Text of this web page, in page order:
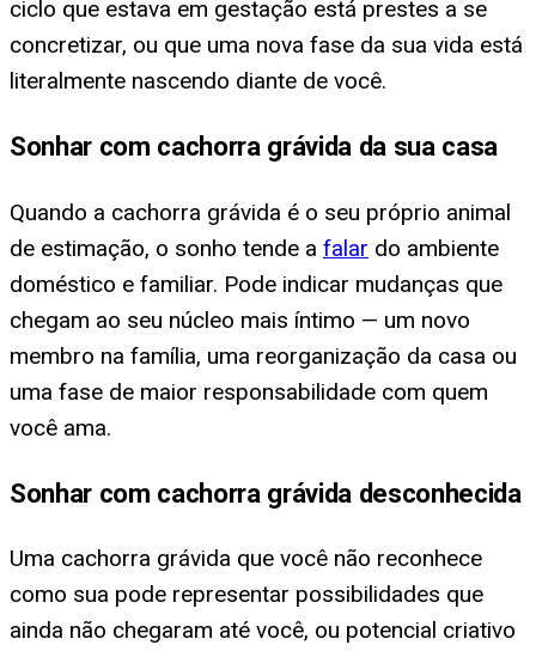
ciclo que estava em gestação está prestes a se
concretizar, ou que uma nova fase da sua vida está
literalmente nascendo diante de você.
Sonhar com cachorra grávida da sua casa
Quando a cachorra grávida é o seu próprio animal
de estimação, o sonho tende a falar do ambiente
doméstico e familiar. Pode indicar mudanças que
chegam ao seu núcleo mais íntimo — um novo
membro na família, uma reorganização da casa ou
uma fase de maior responsabilidade com quem
você ama.
Sonhar com cachorra grávida desconhecida
Uma cachorra grávida que você não reconhece
como sua pode representar possibilidades que
ainda não chegaram até você, ou potencial criativo